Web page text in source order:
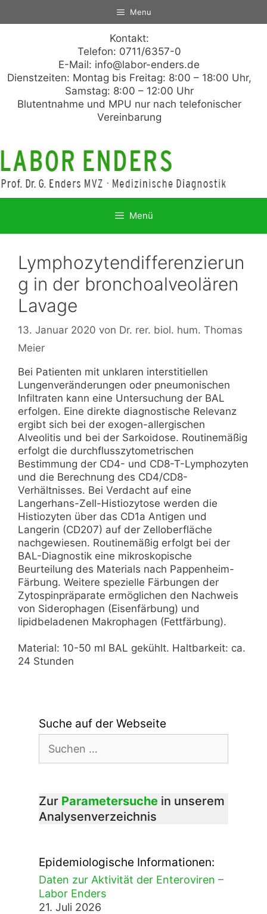
Menu
Kontakt:
Telefon: 0711/6357-0
E-Mail: info@labor-enders.de
Dienstzeiten: Montag bis Freitag: 8:00 – 18:00 Uhr,
Samstag: 8:00 – 12:00 Uhr
Blutentnahme und MPU nur nach telefonischer
Vereinbarung
Menü
Lymphozytendifferenzierun
g in der bronchoalveolären
Lavage
13. Januar 2020 von Dr. rer. biol. hum. Thomas
Meier
Bei Patienten mit unklaren interstitiellen
Lungenveränderungen oder pneumonischen
Infiltraten kann eine Untersuchung der BAL
erfolgen. Eine direkte diagnostische Relevanz
ergibt sich bei der exogen-allergischen
Alveolitis und bei der Sarkoidose. Routinemäßig
erfolgt die durchflusszytometrischen
Bestimmung der CD4- und CD8-T-Lymphozyten
und die Berechnung des CD4/CD8-
Verhältnisses. Bei Verdacht auf eine
Langerhans-Zell-Histiozytose werden die
Histiozyten über das CD1a Antigen und
Langerin (CD207) auf der Zelloberfläche
nachgewiesen. Routinemäßig erfolgt bei der
BAL-Diagnostik eine mikroskopische
Beurteilung des Materials nach Pappenheim-
Färbung. Weitere spezielle Färbungen der
Zytospinpräparate ermöglichen den Nachweis
von Siderophagen (Eisenfärbung) und
lipidbeladenen Makrophagen (Fettfärbung).
Material: 10-50 ml BAL gekühlt. Haltbarkeit: ca.
24 Stunden
Suche auf der Webseite
nach:
Zur Parametersuche in unserem
Analysenverzeichnis
Epidemiologische Informationen:
Daten zur Aktivität der Enteroviren –
Labor Enders
21. Juli 2026